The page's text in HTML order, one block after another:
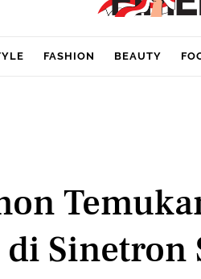
FASHION BEAUTY
Sinetron